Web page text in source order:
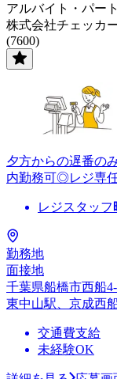
アルバイト・パート
株式会社チェッカ
(7600)
夕方からの遅番の
内勤務可◎レジ専
レジスタッフ
勤務地
面接地
千葉県船橋市西船
東中山駅、京成西
交通費支給
未経験OK